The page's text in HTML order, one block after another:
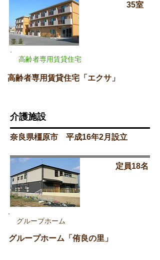
35室
高齢者専用賃貸住宅「エクサ」
高齢者専用賃貸住宅
介護施設
奈良県橿原市 平成16年2月設立
定員18名
グループホーム
グループホーム「侑良の里」